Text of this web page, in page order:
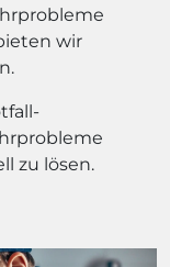
wir
zu lösen.